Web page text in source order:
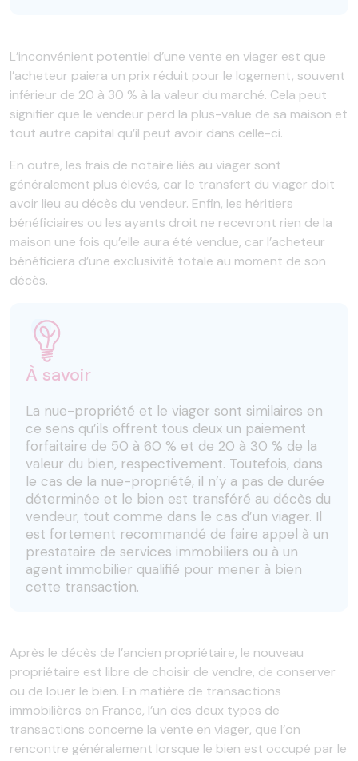
L’inconvénient potentiel d’une vente en viager est que
l’acheteur paiera un prix réduit pour le logement, souvent
inférieur de 20 à 30 % à la valeur du marché. Cela peut
signifier que le vendeur perd la plus-value de sa maison et
tout autre capital qu’il peut avoir dans celle-ci.
En outre, les frais de notaire liés au viager sont
généralement plus élevés, car le transfert du viager doit
avoir lieu au décès du vendeur. Enfin, les héritiers
bénéficiaires ou les ayants droit ne recevront rien de la
maison une fois qu’elle aura été vendue, car l’acheteur
bénéficiera d’une exclusivité totale au moment de son
décès.
À savoir
La nue-propriété et le viager sont similaires en
ce sens qu’ils offrent tous deux un paiement
forfaitaire de 50 à 60 % et de 20 à 30 % de la
valeur du bien, respectivement. Toutefois, dans
le cas de la nue-propriété, il n’y a pas de durée
déterminée et le bien est transféré au décès du
vendeur, tout comme dans le cas d’un viager. Il
est fortement recommandé de faire appel à un
prestataire de services immobiliers ou à un
agent immobilier qualifié pour mener à bien
cette transaction.
Après le décès de l’ancien propriétaire, le nouveau
propriétaire est libre de choisir de vendre, de conserver
ou de louer le bien. En matière de transactions
immobilières en France, l’un des deux types de
transactions concerne la vente en viager, que l’on
rencontre généralement lorsque le bien est occupé par le